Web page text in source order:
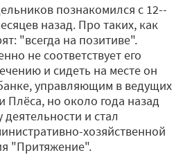
познакомился с 12-­
назад. Про таких, как
"всегда на позитиве".
не соответствует его
и сидеть на месте он
управляющим в ведущих
Плёса, но около года назад
и стал
хозяйственной
"Притяжение".